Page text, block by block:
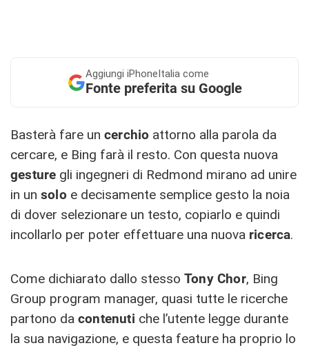
Aggiungi iPhoneItalia come
Fonte preferita su Google
Basterà fare un cerchio attorno alla parola da
cercare, e Bing farà il resto. Con questa nuova
gesture gli ingegneri di Redmond mirano ad unire
in un solo e decisamente semplice gesto la noia
di dover selezionare un testo, copiarlo e quindi
incollarlo per poter effettuare una nuova ricerca.
Come dichiarato dallo stesso Tony Chor, Bing
Group program manager, quasi tutte le ricerche
partono da contenuti che l’utente legge durante
la sua navigazione, e questa feature ha proprio lo